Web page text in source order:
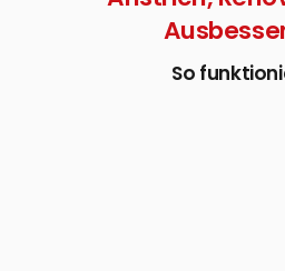
So